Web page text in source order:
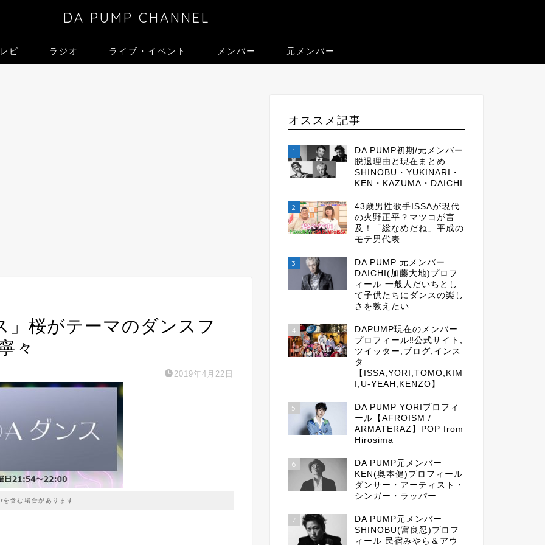
DA PUMP CHANNEL
ビ ラジオ ライブ・イベント メンバー 元メンバー
」桜がテーマのダンスフ
々
2019年4月22日
を含む場合があります
オススメ記事
1
DA PUMP初期/元メンバー
脱退理由と現在まとめ
SHINOBU・YUKINARI・
KEN・KAZUMA・DAICHI
2
43歳男性歌手ISSAが現代
の火野正平？マツコが言
及！「総なめだね」平成の
モテ男代表
3
DA PUMP 元メンバー
DAICHI(加藤大地)プロフ
ィール 一般人だいちとし
て子供たちにダンスの楽し
さを教えたい
4
DAPUMP現在のメンバー
プロフィール‼公式サイト,
ツイッター,ブログ,インス
タ
【ISSA,YORI,TOMO,KIM
I,U-YEAH,KENZO】
5
DA PUMP YORIプロフィ
ール【AFROISM /
ARMATERAZ】POP from
Hirosima
6
DA PUMP元メンバー
KEN(奥本健)プロフィール
ダンサー・アーティスト・
シンガー・ラッパー
7
DA PUMP元メンバー
SHINOBU(宮良忍)プロフ
ィール 民宿みやら＆アウ